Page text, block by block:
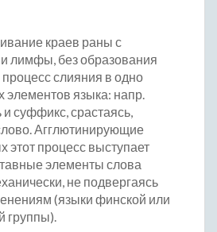
краев раны с
лимфы, без образования
слияния в одно
элементов языка: напр.
суффикс, срастаясь,
Агглютинирующие
этот процесс выступает
элементы слова
не подвергаясь
(языки финской или
группы).